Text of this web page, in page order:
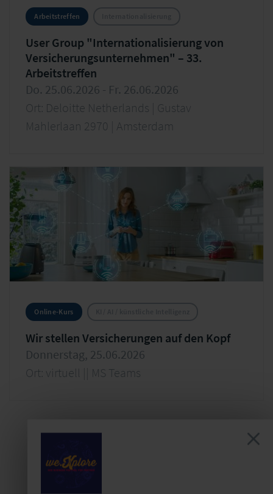
Arbeitstreffen
User Group "Internationalisierung von
Versicherungsunternehmen" – 33.
Arbeitstreffen
Do. 25.06.2026 - Fr. 26.06.2026
Ort: Deloitte Netherlands | Gustav
Mahlerlaan 2970 | Amsterdam
Online-Kurs
Wir stellen Versicherungen auf den Kopf
Donnerstag, 25.06.2026
Ort: virtuell || MS Teams